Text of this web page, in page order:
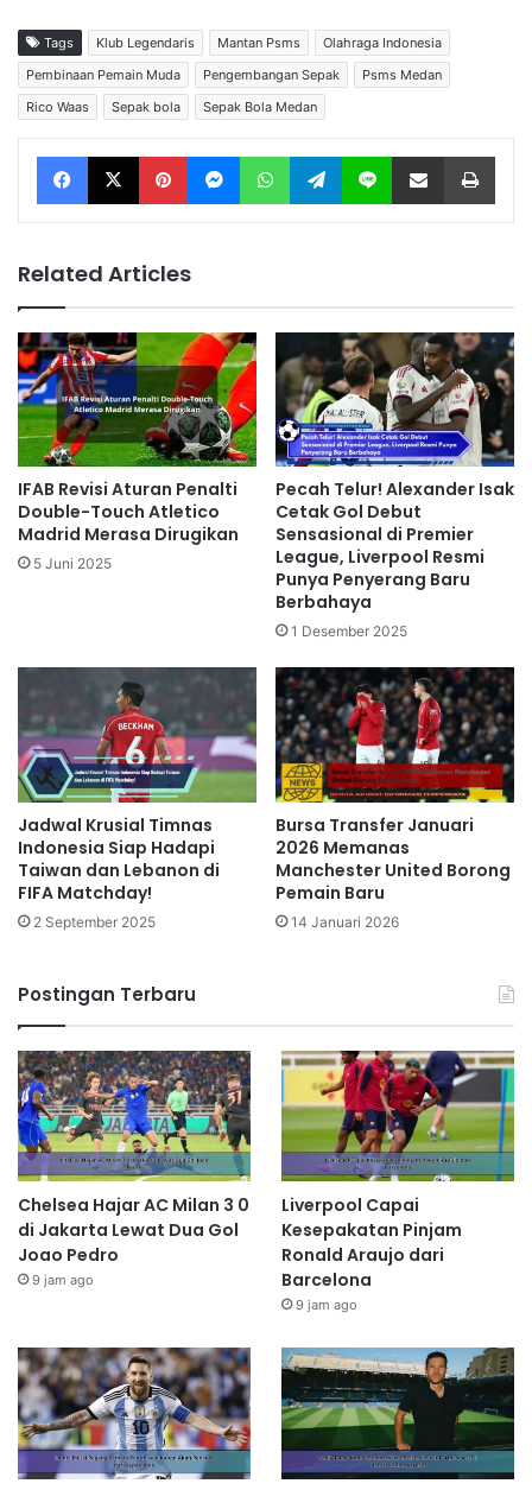
Tags Klub Legendaris Mantan Psms
Olahraga Indonesia
Pembinaan Pemain Muda
Pengembangan Sepak
Psms Medan
Rico Waas
Sepak bola Sepak Bola Medan
Facebook X Pinterest Messenger WhatsApp Telegram Line Share via Email
Related Articles
IFAB Revisi Aturan Penalti
Double-Touch Atletico
Madrid Merasa Dirugikan
5 Juni 2025
Pecah Telur! Alexander Isak
Cetak Gol Debut
Sensasional di Premier
League, Liverpool Resmi
Punya Penyerang Baru
Berbahaya
1 Desember 2025
Jadwal Krusial Timnas
Indonesia Siap Hadapi
Taiwan dan Lebanon di
FIFA Matchday!
2 September 2025
Bursa Transfer Januari
2026 Memanas
Manchester United Borong
Pemain Baru
14 Januari 2026
Postingan Terbaru
Chelsea Hajar AC Milan 3 0
di Jakarta Lewat Dua Gol
Joao Pedro
9 jam ago
Liverpool Capai
Kesepakatan Pinjam
Ronald Araujo dari
Barcelona
9 jam ago